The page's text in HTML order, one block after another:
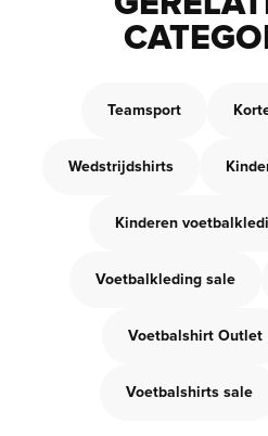
Teamsport
Wedstrijdshirts
Kinderen
Voetbalkleding sale
Voetbalshirt Outlet
Voetbalshirts sale